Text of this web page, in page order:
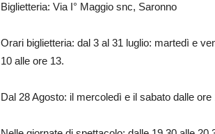
Biglietteria: Via I° Maggio snc, Saronno
Orari biglietteria: dal 3 al 31 luglio: martedì e
10 alle ore 13.
Dal 28 Agosto: il mercoledì e il sabato dalle